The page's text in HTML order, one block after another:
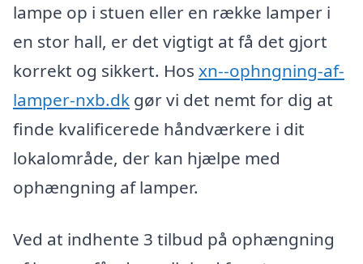
lampe op i stuen eller en række lamper i
en stor hall, er det vigtigt at få det gjort
korrekt og sikkert. Hos xn--ophngning-af-
lamper-nxb.dk gør vi det nemt for dig at
finde kvalificerede håndværkere i dit
lokalområde, der kan hjælpe med
ophængning af lamper.
Ved at indhente 3 tilbud på ophængning